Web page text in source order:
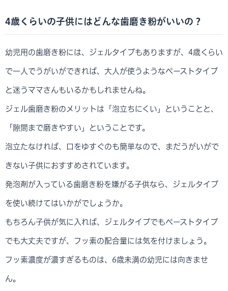
4歳くらいの子供にはどんな歯磨き粉がいいの？
幼児用の歯磨き粉には、ジェルタイプもありますが、4歳くらい
で一人でうがいができれば、大人が使うようなペーストタイプ
と迷うママさんもいるかもしれませんね。
ジェル歯磨き粉のメリットは「泡立ちにくい」ということと、
「隙間まで磨きやすい」ということです。
泡立たなければ、口をゆすぐのも簡単なので、まだうがいがで
きない子供におすすめされています。
発泡剤が入っている歯磨き粉を嫌がる子供なら、ジェルタイプ
を使い続けてはいかがでしょうか。
もちろん子供が気に入れば、ジェルタイプでもペーストタイプ
でも大丈夫ですが、フッ素の配合量には気を付けましょう。
フッ素濃度が濃すぎるものは、6歳未満の幼児には向きませ
ん。